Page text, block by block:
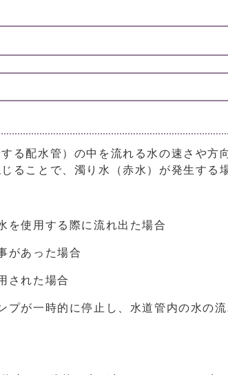
る配水管）の中を流れる水の速さや方
ることで、濁り水（赤水）が発生する
を使用する際に流れ出た場合
があった場合
された場合
が一時的に停止し、水道管内の水の